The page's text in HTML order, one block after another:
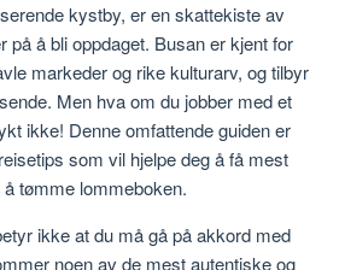
kystby, er en skattekiste av
på å bli oppdaget. Busan er kjent for
markeder og rike kulturarv, og tilbyr
Men hva om du jobber med et
ikke! Denne omfattende guiden er
som vil hjelpe deg å få mest
tømme lommeboken.
ikke at du må gå på akkord med
noen av de mest autentiske og